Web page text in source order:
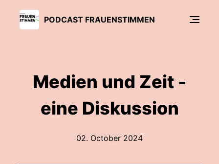
PODCAST FRAUENSTIMMEN
Medien und Zeit -
eine Diskussion
02. October 2024